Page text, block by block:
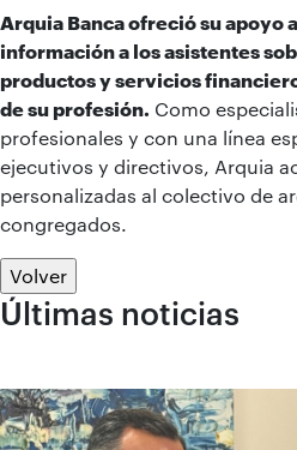
Arquia Banca ofreció su apoyo
información a los asistentes
productos y servicios
de su profesión. Como
profesionales y con una línea
ejecutivos y directivos, Arquia
personalizadas al colectivo de
congregados.
Volver
Últimas noticias